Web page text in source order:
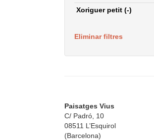
Xoriguer petit (-)
Eliminar filtres
Paisatges Vius
C/ Padró, 10
08511 L’Esquirol
(Barcelona)